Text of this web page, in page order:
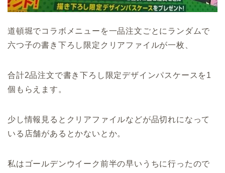
道頓堀でコラボメニューを一品注文ごとにランダムで
六つ子の書き下ろし限定クリアファイルが一枚、
合計2品注文で書き下ろし限定デザインパスケースを1
個もらえます。
少し情報見るとクリアファイルなどが品切れになって
いる店舗があるとかないとか。
私はゴールデンウイーク前半の早いうちに行ったので